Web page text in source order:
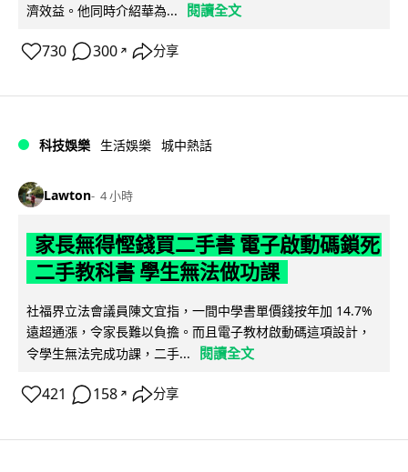
濟效益。他同時介紹華為...
閱讀全文
730 300 ↗ 分享
科技娛樂 生活娛樂 城中熱話
Lawton 4 小時
家長無得慳錢買二手書 電子啟動碼鎖死
二手教科書 學生無法做功課
社福界立法會議員陳文宜指，一間中學書單價錢按年加 14.7%
遠超通漲，令家長難以負擔。而且電子教材啟動碼這項設計，
令學生無法完成功課，二手...
閱讀全文
421 158 ↗ 分享